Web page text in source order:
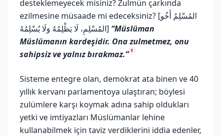
desteklemeyecek misiniz? Zulmün çarkında
ezilmesine müsaade mi edeceksiniz? [المُسْلِمُ أَخُو
المُسْلِمِ، لَا يَظْلِمُهُ وَلَا يُسْلِمُهُ] “Müslüman
Müslümanın kardeşidir. Ona zulmetmez, onu
sahipsiz ve yalnız bırakmaz.” 8
Sisteme entegre olan, demokrat ata binen ve 40
yıllık kervanı parlamentoya ulaştıran; böylesi
zulümlere karşı koymak adına sahip oldukları
yetki ve imtiyazları Müslümanlar lehine
kullanabilmek için taviz verdiklerini iddia edenler,